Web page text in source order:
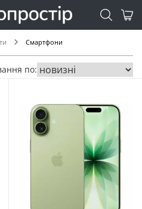
Смартфони
по: